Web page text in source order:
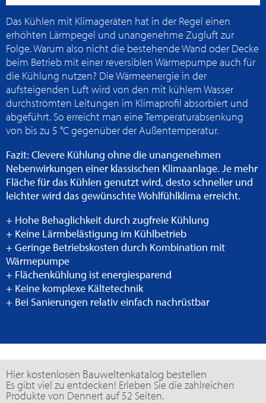
Das Kühlen mit Klimageräten hat in der Regel einen
erhöhten Lärmpegel und unangenehme Zugluft zur
Folge. Warum also nicht die bestehende Wand oder Decke
beim Betrieb mit einer reversiblen Wärmepumpe auch für
die Kühlung nutzen? Die Wärmeenergie in der
aufsteigenden Luft wird von den mit kühlem Wasser
durchströmten Leitungen im Klimaprofil absorbiert und
abgeführt. So erreicht man eine Temperaturabsenkung
von bis zu 5 °C gegenüber der Außentemperatur.
Fazit: Clevere Kühlung ohne die unangenehmen
Nebenwirkungen einer klassischen Klimaanlage. Je mehr
Fläche für das Kühlen genutzt wird, desto schneller und
leichter wird das gewünschte Wohlfühlklima erreicht.
+ Hohe Behaglichkeit durch zugfreie Kühlung
+ Keine Lärmbelästigung im Kühlbetrieb
+ Geringe Betriebskosten durch Kombination mit
Wärmepumpe
+ Flächenkühlung ist energiesparend
+ Keine komplexe Kältetechnik
+ Bei Sanierungen relativ einfach nachrüstbar
Hier kostenlosen Bauweltenkatalog bestellen
Es gibt viel zu entdecken! Erleben Sie die zahlreichen
Produkte von Dennert auf 52 Seiten.